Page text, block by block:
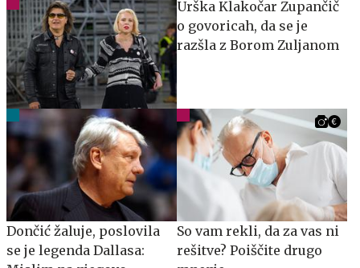
Urška Klakočar Zupančič
o govoricah, da se je
razšla z Borom Zuljanom
Dončić žaluje, poslovila
se je legenda Dallasa:
So vam rekli, da za vas ni
rešitve? Poiščite drugo